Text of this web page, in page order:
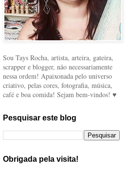
Sou Tays Rocha, artista, arteira, gateira,
scrapper e blogger, não necessariamente
nessa ordem! Apaixonada pelo universo
criativo, pelas cores, fotografia, música,
café e boa comida! Sejam bem-vindos! ♥
Pesquisar este blog
Obrigada pela visita!